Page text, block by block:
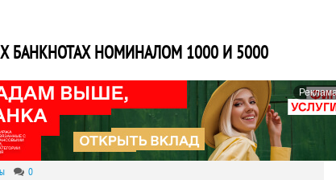
БАНКНОТАХ НОМИНАЛОМ 1000 И 5000
0